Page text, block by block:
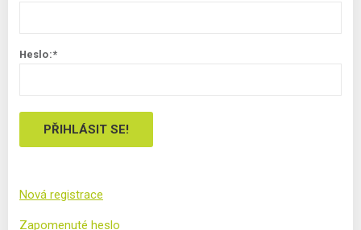
Heslo:*
Nová registrace
Zapomenuté heslo